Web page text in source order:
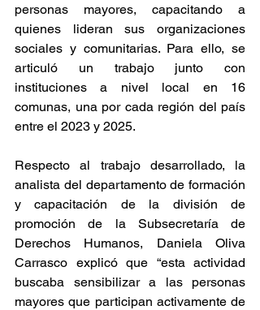
personas mayores, capacitando a
quienes lideran sus organizaciones
sociales y comunitarias. Para ello, se
articuló un trabajo junto con
instituciones a nivel local en 16
comunas, una por cada región del país
entre el 2023 y 2025.
Respecto al trabajo desarrollado, la
analista del departamento de formación
y capacitación de la división de
promoción de la Subsecretaría de
Derechos Humanos, Daniela Oliva
Carrasco explicó que “esta actividad
buscaba sensibilizar a las personas
mayores que participan activamente de